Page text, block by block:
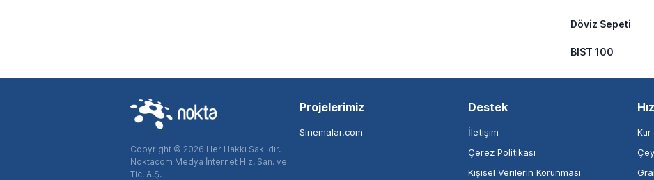
Döviz Sepeti
BIST 100
Copyright © 2026 Her Hakkı Saklıdır.
Noktacom Medya İnternet Hiz. San. ve
Tic. A.Ş.
Projelerimiz
Sinemalar.com
Destek
İletişim
Çerez Politikası
Kişisel Verilerin Korunması
Kur